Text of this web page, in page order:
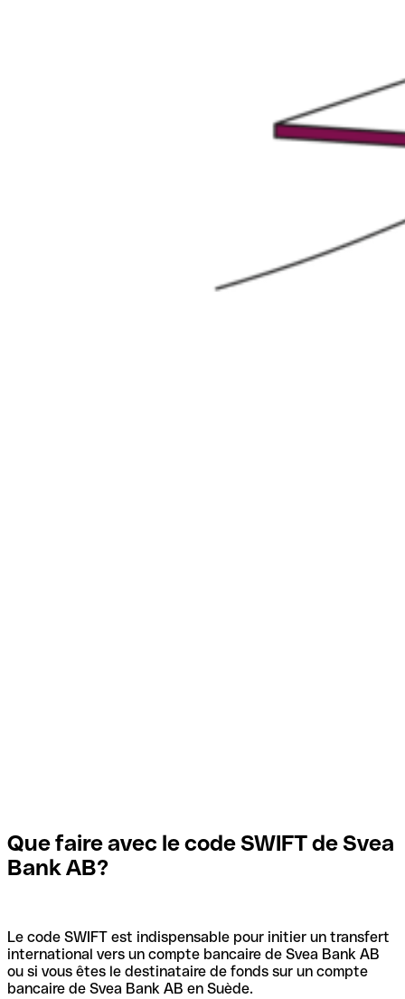
Que faire avec le code SWIFT de Svea
Bank AB?
Le code SWIFT est indispensable pour initier un transfert
international vers un compte bancaire de Svea Bank AB
ou si vous êtes le destinataire de fonds sur un compte
bancaire de Svea Bank AB en Suède.